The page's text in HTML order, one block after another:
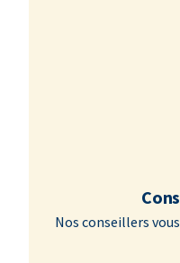
Nos conseillers